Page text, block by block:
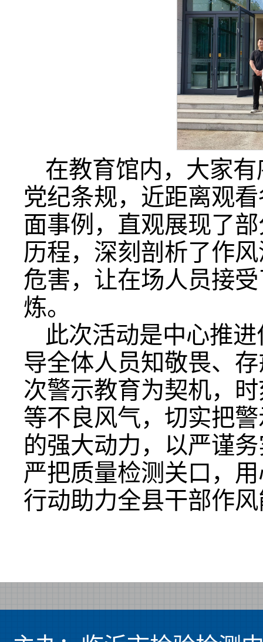
在教育馆内，大家
党纪条规，近距离观
面事例，直观展现了
历程，深刻剖析了作
危害，让在场人员接
炼。
此次活动是中心推
导全体人员知敬畏、
次警示教育为契机，
等不良风气，切实把
的强大动力，以严谨
严把质量检测关口，
行动助力全县干部作